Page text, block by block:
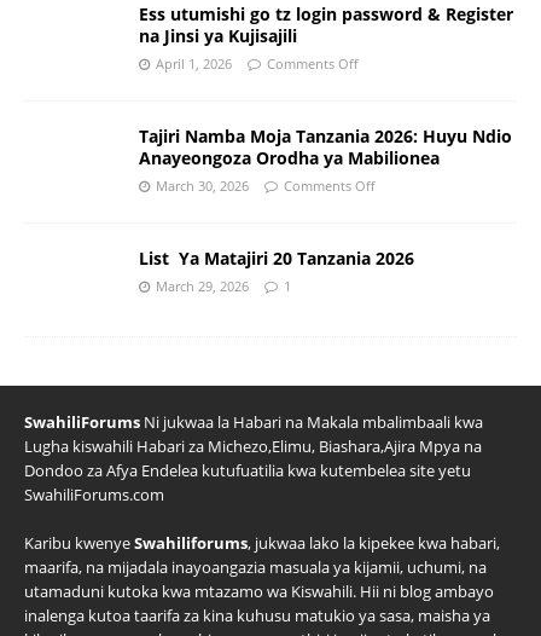
Ess utumishi go tz login password & Register
na Jinsi ya Kujisajili
April 1, 2026 Comments Off
Tajiri Namba Moja Tanzania 2026: Huyu Ndio
Anayeongoza Orodha ya Mabilionea
March 30, 2026 Comments Off
List Ya Matajiri 20 Tanzania 2026
March 29, 2026 1
SwahiliForums Ni jukwaa la Habari na Makala mbalimbaali kwa
Lugha kiswahili Habari za Michezo,Elimu, Biashara,Ajira Mpya na
Dondoo za Afya Endelea kutufuatilia kwa kutembelea site yetu
SwahiliForums.com
Karibu kwenyeSwahiliforums, jukwaa lako la kipekee kwa habari,
maarifa, na mijadala inayoangazia masuala ya kijamii, uchumi, na
utamaduni kutoka kwa mtazamo wa Kiswahili. Hii ni blog ambayo
inalenga kutoa taarifa za kina kuhusu matukio ya sasa, maisha ya